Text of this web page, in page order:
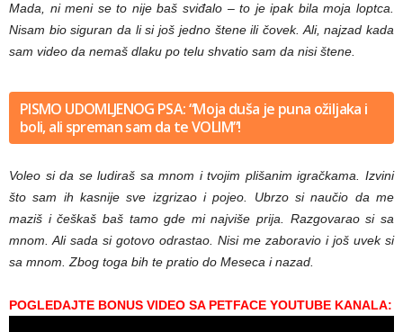
Mada, ni meni se to nije baš sviđalo – to je ipak bila moja loptca.
Nisam bio siguran da li si još jedno štene ili čovek. Ali, najzad kada
sam video da nemaš dlaku po telu shvatio sam da nisi štene.
PISMO UDOMLJENOG PSA: “Moja duša je puna ožiljaka i
boli, ali spreman sam da te VOLIM”!
Voleo si da se ludiraš sa mnom i tvojim plišanim igračkama. Izvini
što sam ih kasnije sve izgrizao i pojeo. Ubrzo si naučio da me
maziš i češkaš baš tamo gde mi najviše prija. Razgovarao si sa
mnom. Ali sada si gotovo odrastao. Nisi me zaboravio i još uvek si
sa mnom. Zbog toga bih te pratio do Meseca i nazad.
POGLEDAJTE BONUS VIDEO SA PETFACE YOUTUBE KANALA: